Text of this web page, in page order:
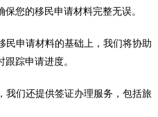
您的移民申请材料完整无误。
民申请材料的基础上，我们将协助
踪申请进度。
我们还提供签证办理服务，包括旅